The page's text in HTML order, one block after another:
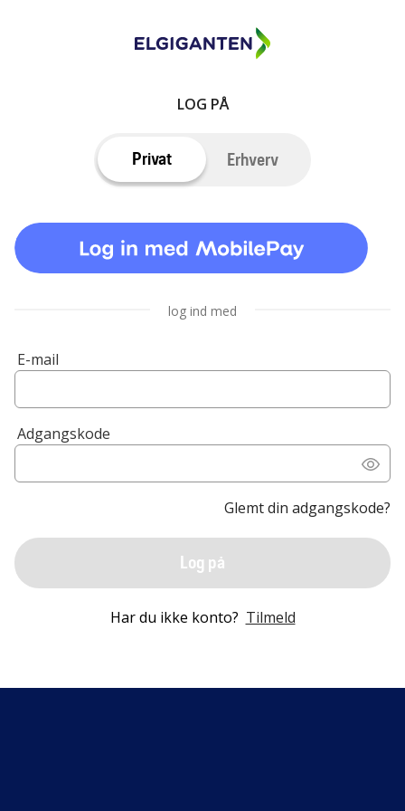
LOG PÅ
Privat Erhverv
log ind med
E-mail
Adgangskode
Glemt din adgangskode?
Log på
Har du ikke konto? Tilmeld